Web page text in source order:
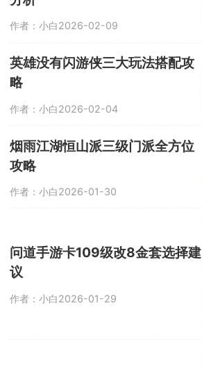
作者：小白2026-02-09
英雄没有闪游侠三大玩法搭配攻
略
作者：小白2026-02-04
烟雨江湖恒山派三级门派全方位
攻略
作者：小白2026-01-30
问道手游卡109级改8金套选择建
议
作者：小白2026-01-29